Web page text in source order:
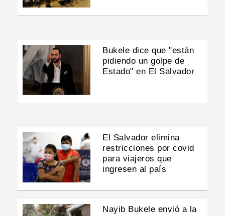
Bukele dice que "están
pidiendo un golpe de
Estado" en El Salvador
El Salvador elimina
restricciones por covid
para viajeros que
ingresen al país
Nayib Bukele envió a la